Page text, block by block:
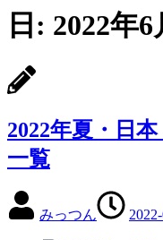
日: 2022年6
2022年夏・日
一覧
みっつん